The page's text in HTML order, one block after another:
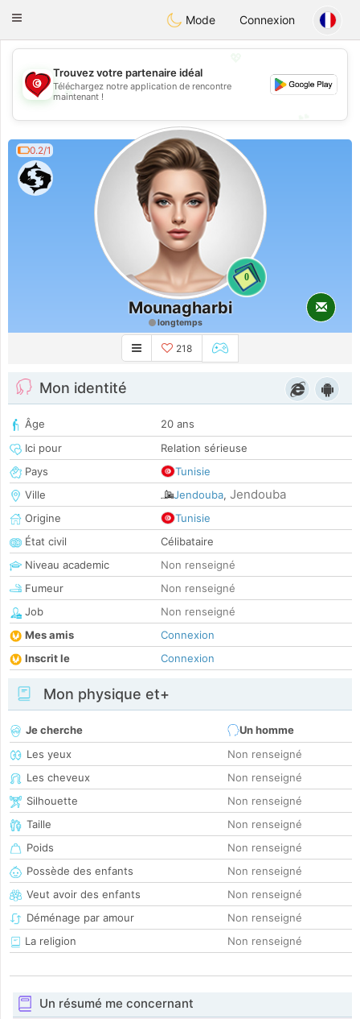
Tunisia Dating
Toggle
Mode Connexion
💖
💕
Trouvez votre partenaire idéal
Téléchargez notre application de rencontre
maintenant !
0.2/1
0
Mounagharbi
longtemps
218
Mon identité
Âge
20 ans
Ici pour
Relation sérieuse
Pays
Tunisie
Ville
Jendouba, Jendouba
Origine
Tunisie
État civil
Célibataire
Niveau academic
Non renseigné
Fumeur
Non renseigné
Job
Non renseigné
Mes amis
Connexion
Inscrit le
Connexion
Mon physique et+
Je cherche
Un homme
Les yeux
Non renseigné
Les cheveux
Non renseigné
Silhouette
Non renseigné
Taille
Non renseigné
Poids
Non renseigné
Possède des enfants
Non renseigné
Veut avoir des enfants
Non renseigné
Déménage par amour
Non renseigné
La religion
Non renseigné
Un résumé me concernant